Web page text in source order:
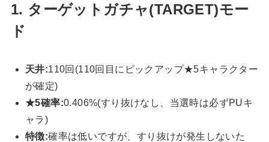
1. ターゲットガチャ(TARGET)モー
ド
天井:110回(110回目にピックアップ★5キャラクター
が確定)
★5確率:0.406%(すり抜けなし、当選時は必ずPUキ
ャラ)
特徴:確率は低いですが、すり抜けが発生しないた